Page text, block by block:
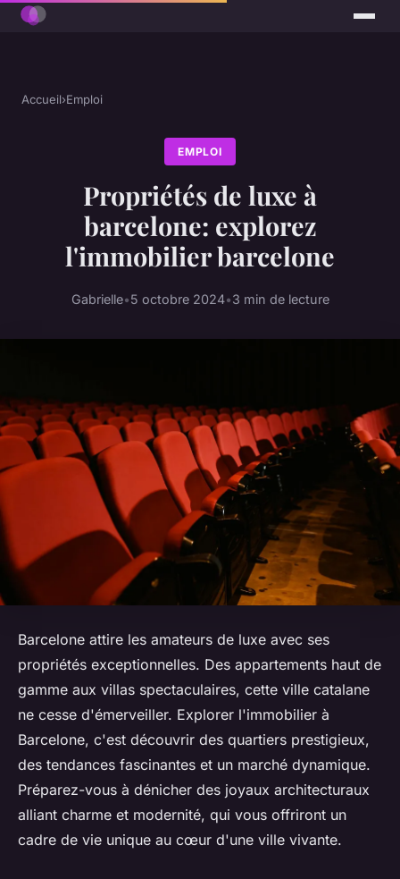
Accueil›Emploi
EMPLOI
Propriétés de luxe à
barcelone: explorez
l'immobilier barcelone
Gabrielle•5 octobre 2024•3 min de lecture
Barcelone attire les amateurs de luxe avec ses
propriétés exceptionnelles. Des appartements haut de
gamme aux villas spectaculaires, cette ville catalane
ne cesse d'émerveiller. Explorer l'immobilier à
Barcelone, c'est découvrir des quartiers prestigieux,
des tendances fascinantes et un marché dynamique.
Préparez-vous à dénicher des joyaux architecturaux
alliant charme et modernité, qui vous offriront un
cadre de vie unique au cœur d'une ville vivante.